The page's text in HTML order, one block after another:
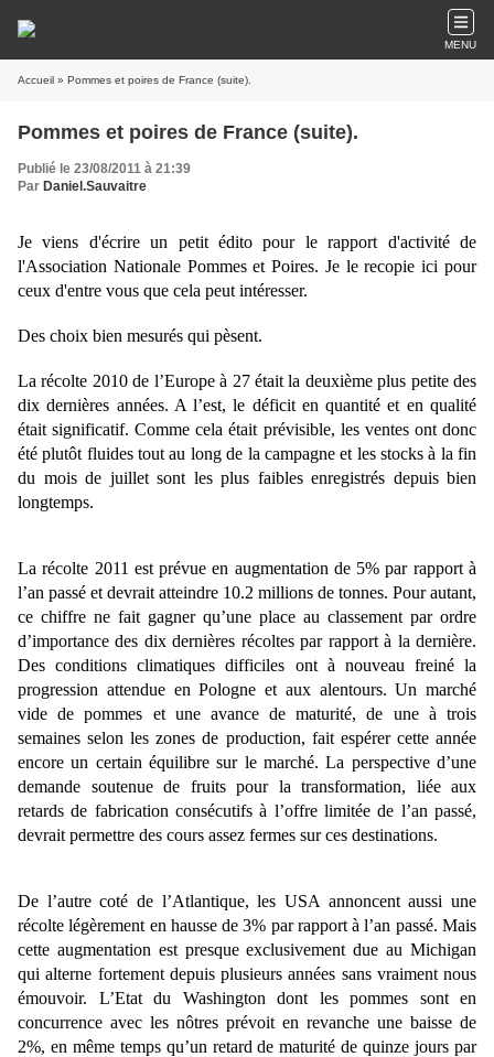
MENU
Accueil » Pommes et poires de France (suite).
Pommes et poires de France (suite).
Publié le 23/08/2011 à 21:39
Par Daniel.Sauvaitre
Je viens d'écrire un petit édito pour le rapport d'activité de
l'Association Nationale Pommes et Poires. Je le recopie ici pour
ceux d'entre vous que cela peut intéresser.
Des choix bien mesurés qui pèsent.
La récolte 2010 de l’Europe à 27 était la deuxième plus petite des
dix dernières années. A l’est, le déficit en quantité et en qualité
était significatif. Comme cela était prévisible, les ventes ont donc
été plutôt fluides tout au long de la campagne et les stocks à la fin
du mois de juillet sont les plus faibles enregistrés depuis bien
longtemps.
La récolte 2011 est prévue en augmentation de 5% par rapport à
l’an passé et devrait atteindre 10.2 millions de tonnes. Pour autant,
ce chiffre ne fait gagner qu’une place au classement par ordre
d’importance des dix dernières récoltes par rapport à la dernière.
Des conditions climatiques difficiles ont à nouveau freiné la
progression attendue en Pologne et aux alentours. Un marché
vide de pommes et une avance de maturité, de une à trois
semaines selon les zones de production, fait espérer cette année
encore un certain équilibre sur le marché. La perspective d’une
demande soutenue de fruits pour la transformation, liée aux
retards de fabrication consécutifs à l’offre limitée de l’an passé,
devrait permettre des cours assez fermes sur ces destinations.
De l’autre coté de l’Atlantique, les USA annoncent aussi une
récolte légèrement en hausse de 3% par rapport à l’an passé. Mais
cette augmentation est presque exclusivement due au Michigan
qui alterne fortement depuis plusieurs années sans vraiment nous
émouvoir. L’Etat du Washington dont les pommes sont en
concurrence avec les nôtres prévoit en revanche une baisse de
2%, en même temps qu’un retard de maturité de quinze jours par